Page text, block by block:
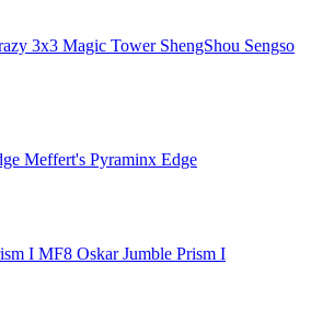
ShengShou Sengso
Meffert's Pyraminx Edge
MF8 Oskar Jumble Prism I